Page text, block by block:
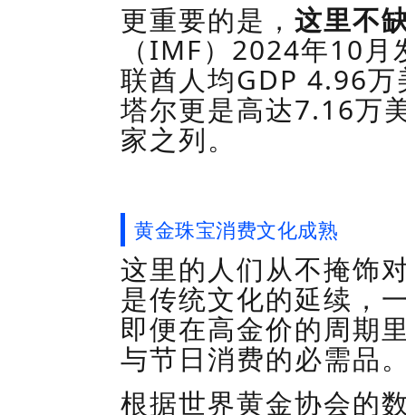
更重要的是， 这里不
（IMF） 2024年10月
联酋人均GDP 4.96万
塔尔更是高达7.16万
家之列。
黄金珠宝消费文化成熟
这里的人们从不掩饰
是传统文化的延续，
即便在高金价的周期
与节日消费的必需品
根据世界黄金协会的